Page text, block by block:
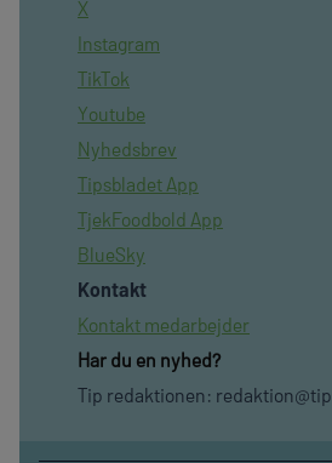
X
Instagram
TikTok
Youtube
Nyhedsbrev
Tipsbladet App
TjekFoodbold App
BlueSky
Kontakt
Kontakt medarbejder
Har du en nyhed?
Tip redaktionen: